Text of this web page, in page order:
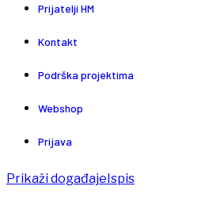
Prijatelji HM
Kontakt
Podrška projektima
Webshop
Prijava
Prikaži događajeIspis